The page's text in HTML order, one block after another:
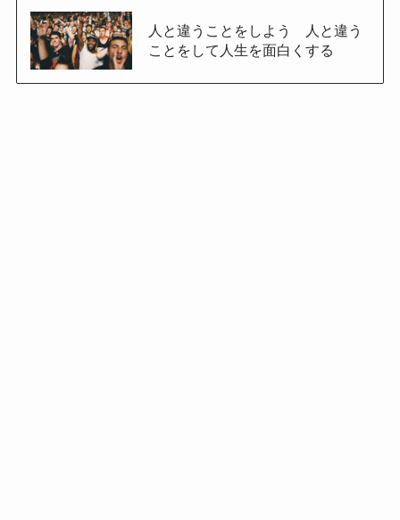
人と違うことをしよう 人と違う
ことをして人生を面白くする